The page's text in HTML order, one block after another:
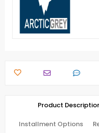
Product
Installment Options